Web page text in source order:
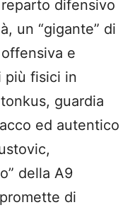
difensivo
un “gigante” di
e
più fisici in
guardia
ed autentico
della A9
di